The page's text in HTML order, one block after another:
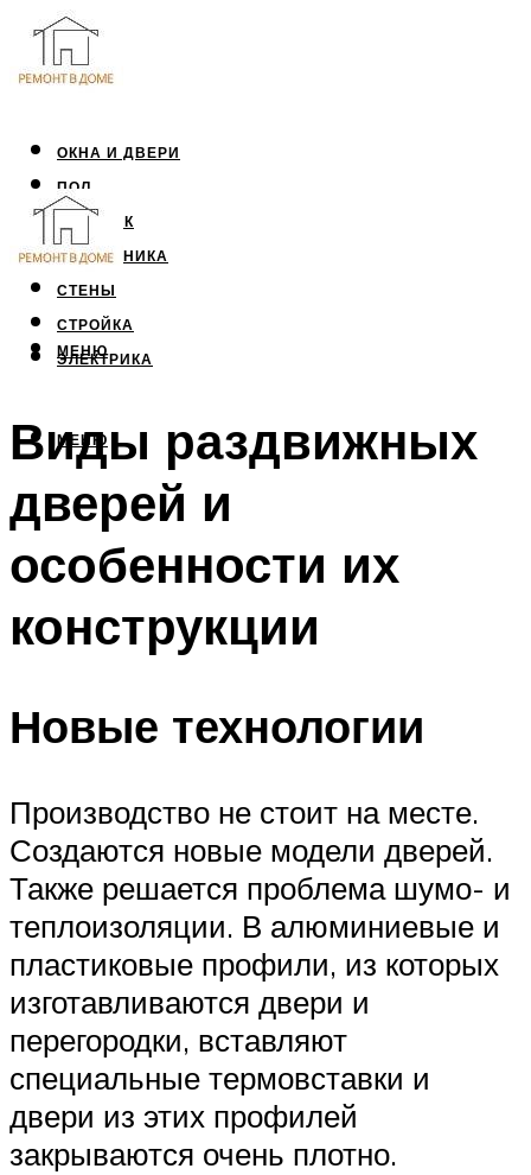
ОКНА И ДВЕРИ
ПОЛ
ПОТОЛОК
САНТЕХНИКА
СТЕНЫ
СТРОЙКА
ЭЛЕКТРИКА
МЕНЮ
МЕНЮ
Виды раздвижных
дверей и
особенности их
конструкции
Новые технологии
Производство не стоит на месте.
Создаются новые модели дверей.
Также решается проблема шумо- и
теплоизоляции. В алюминиевые и
пластиковые профили, из которых
изготавливаются двери и
перегородки, вставляют
специальные термовставки и
двери из этих профилей
закрываются очень плотно.